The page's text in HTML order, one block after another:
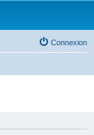
Connexion